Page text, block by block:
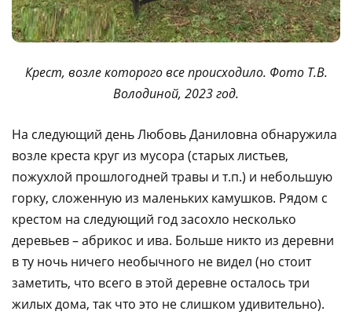
Крест, возле которого все происходило. Фото Т.В.
Володиной, 2023 год.
На следующий день Любовь Даниловна обнаружила
возле креста круг из мусора (старых листьев,
пожухлой прошлогодней травы и т.п.) и небольшую
горку, сложенную из маленьких камушков. Рядом с
крестом на следующий год засохло несколько
деревьев – абрикос и ива. Больше никто из деревни
в ту ночь ничего необычного не видел (но стоит
заметить, что всего в этой деревне осталось три
жилых дома, так что это не слишком удивительно).